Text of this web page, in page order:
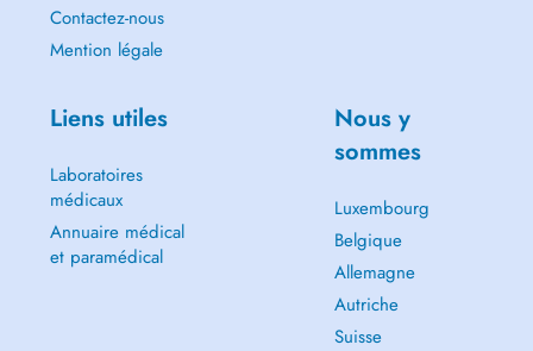
Contactez-nous
Mention légale
Liens utiles
Laboratoires
médicaux
Annuaire médical
et paramédical
Nous y
sommes
Luxembourg
Belgique
Allemagne
Autriche
Suisse